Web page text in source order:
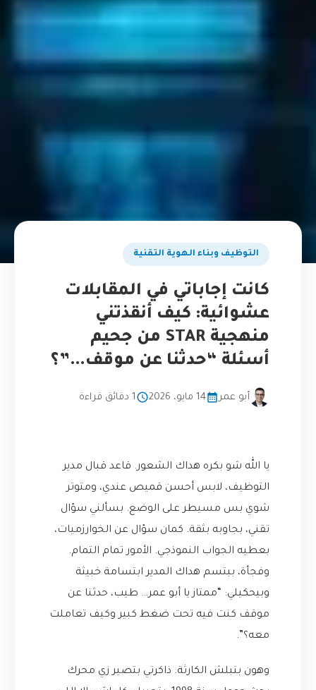
التوظيف وبناء الهوية التقنية
كانت إجاباتي في المقابلات
عشوائية: كيف أنقذتني
منهجية STAR من جحيم
أسئلة “حدثنا عن موقف…”؟
أبو عمر 14 مايو، 2026 1 دقائق قراءة
يا الله شو بكره هداك الشعور. قاعد قبال مدير
التوظيف، لابس أحسن قميص عندي، ومتوتر
شوي بس مسيطر على الوضع. بسألني سؤال
تقني، بجاوبه بثقة. كمان سؤال عن الخوارزميات،
بعطيه الجواب النموذجي. الأمور تمام التمام.
وفجأة، ببتسم هداك المدير ابتسامة خبيثة
وبيحكيلي: “ممتاز يا أبو عمر… طيب، حدثنا عن
موقف كنت فيه تحت ضغط كبير وكيف تعاملت
معه؟”.
وهون بتبلش الكارثة. ذاكرتي بتصير زي محرك